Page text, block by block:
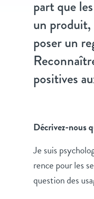
part que
un produit,
poser un
positives
Décrivez-nous
Je suis
rence pour les
question des